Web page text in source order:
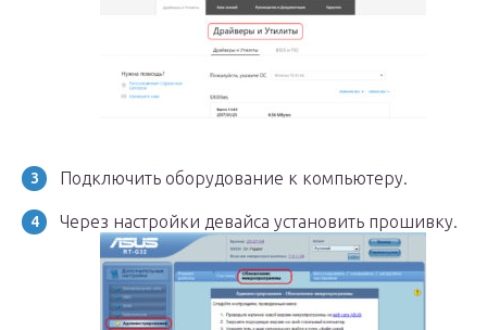
Подключить оборудование к компьютеру.
Через настройки девайса установить прошивку.